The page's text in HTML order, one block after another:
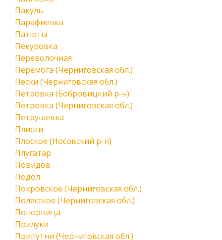
Пакуль
Парафиевка
Патюты
Пекуровка
Переволочная
Перемога (Черниговская обл.)
Пески (Черниговская обл.)
Петровка (Бобровицкий р-н)
Петровка (Черниговская обл.)
Петрушевка
Плиски
Плоское (Носовский р-н)
Плугатар
Повидов
Подол
Покровское (Черниговская обл.)
Полесское (Черниговская обл.)
Понорница
Прилуки
Припутни (Черниговская обл.)